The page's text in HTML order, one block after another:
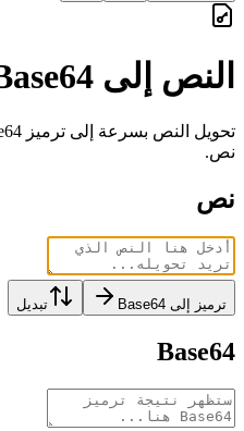
بحث سريع عن الأدوات
النص إلى Base64
نص.
نص
ترميز إلى Base64 تبديل
Base64